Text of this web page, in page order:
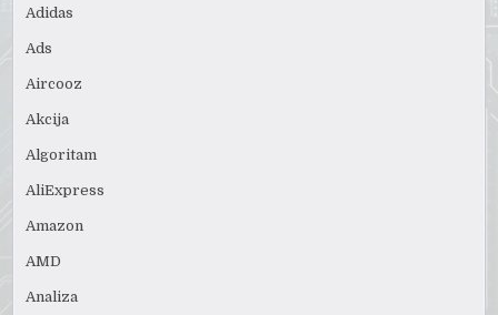
Adidas
Ads
Aircooz
Akcija
Algoritam
AliExpress
Amazon
AMD
Analiza